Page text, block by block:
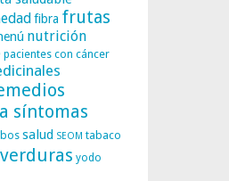
fibra frutas
nutrición
pacientes con cáncer
síntomas
salud SEOM tabaco
verduras yodo